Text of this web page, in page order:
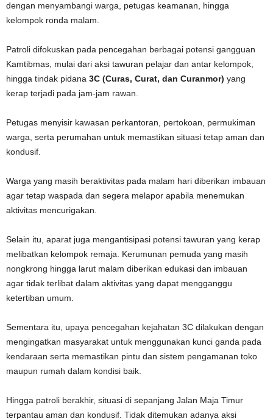
dengan menyambangi warga, petugas keamanan, hingga
kelompok ronda malam.
Patroli difokuskan pada pencegahan berbagai potensi gangguan
Kamtibmas, mulai dari aksi tawuran pelajar dan antar kelompok,
hingga tindak pidana 3C (Curas, Curat, dan Curanmor) yang
kerap terjadi pada jam-jam rawan.
Petugas menyisir kawasan perkantoran, pertokoan, permukiman
warga, serta perumahan untuk memastikan situasi tetap aman dan
kondusif.
Warga yang masih beraktivitas pada malam hari diberikan imbauan
agar tetap waspada dan segera melapor apabila menemukan
aktivitas mencurigakan.
Selain itu, aparat juga mengantisipasi potensi tawuran yang kerap
melibatkan kelompok remaja. Kerumunan pemuda yang masih
nongkrong hingga larut malam diberikan edukasi dan imbauan
agar tidak terlibat dalam aktivitas yang dapat mengganggu
ketertiban umum.
Sementara itu, upaya pencegahan kejahatan 3C dilakukan dengan
mengingatkan masyarakat untuk menggunakan kunci ganda pada
kendaraan serta memastikan pintu dan sistem pengamanan toko
maupun rumah dalam kondisi baik.
Hingga patroli berakhir, situasi di sepanjang Jalan Maja Timur
terpantau aman dan kondusif. Tidak ditemukan adanya aksi